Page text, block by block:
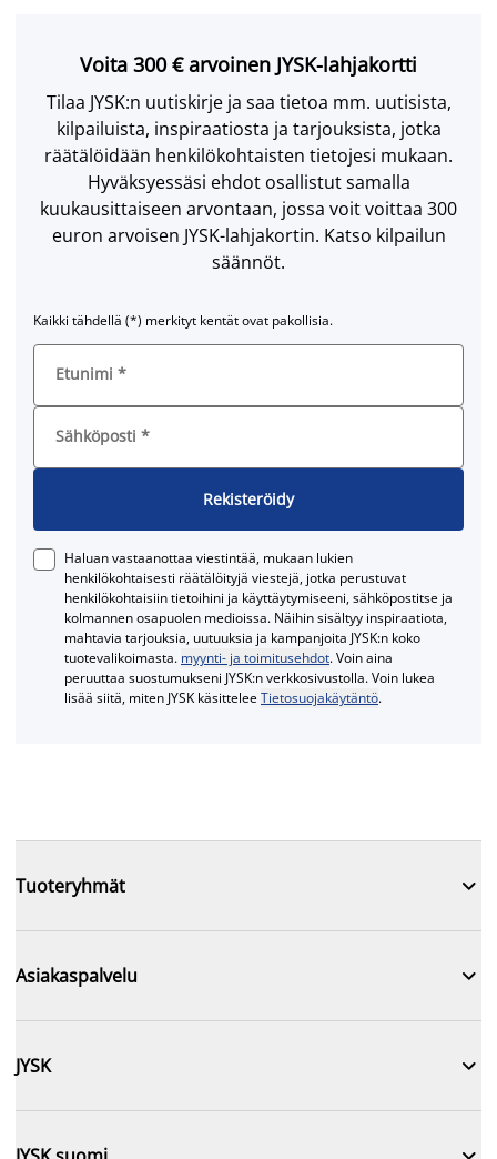
Voita 300 € arvoinen JYSK-lahjakortti
Tilaa JYSK:n uutiskirje ja saa tietoa mm. uutisista,
kilpailuista, inspiraatiosta ja tarjouksista, jotka
räätälöidään henkilökohtaisten tietojesi mukaan.
Hyväksyessäsi ehdot osallistut samalla
kuukausittaiseen arvontaan, jossa voit voittaa 300
euron arvoisen JYSK-lahjakortin. Katso kilpailun
säännöt.
Kaikki tähdellä (*) merkityt kentät ovat pakollisia.
Etunimi *
Sähköposti *
Rekisteröidy
Haluan vastaanottaa viestintää, mukaan lukien
henkilökohtaisesti räätälöityjä viestejä, jotka perustuvat
henkilökohtaisiin tietoihini ja käyttäytymiseeni, sähköpostitse ja
kolmannen osapuolen medioissa. Näihin sisältyy inspiraatiota,
mahtavia tarjouksia, uutuuksia ja kampanjoita JYSK:n koko
tuotevalikoimasta. myynti- ja toimitusehdot. Voin aina
peruuttaa suostumukseni JYSK:n verkkosivustolla. Voin lukea
lisää siitä, miten JYSK käsitteleeTietosuojakäytäntö.
Tuoteryhmät 
Asiakaspalvelu 
JYSK 